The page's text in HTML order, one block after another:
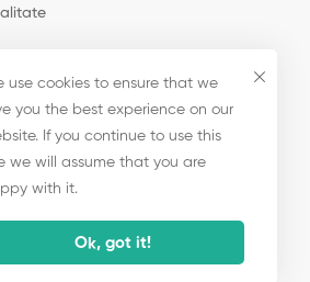
• P4Co. Toate drepturile rezervate.
Advertise.ro · optimized by
use cookies to ensure that we
you the best experience on our
If you continue to use this
we will assume that you are
with it.
Ok, got it!